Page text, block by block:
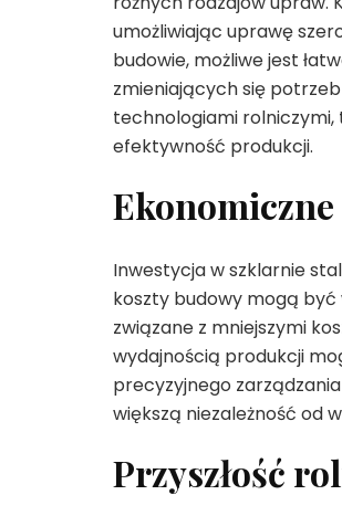
umożliwiając uprawę
budowie, możliwe jest
zmieniających się
technologiami rolniczymi,
efektywność produkcji.
Inwestycja w szklarnie
koszty budowy mogą być
związane z mniejszymi
wydajnością produkcji
precyzyjnego
większą niezależność od
Przyszłość